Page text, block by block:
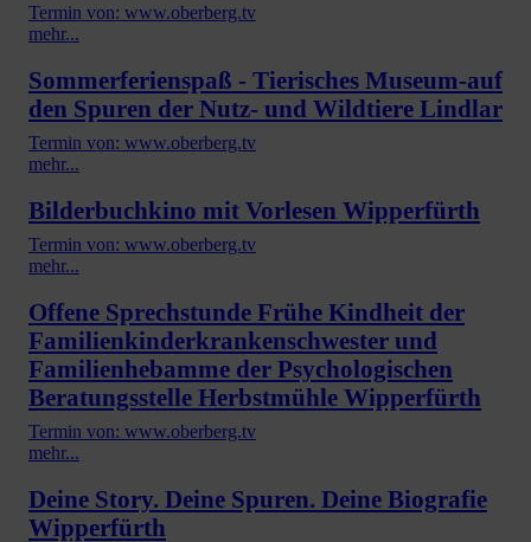
Termin von: www.oberberg.tv
mehr...
Sommerferienspaß - Tierisches Museum-auf
den Spuren der Nutz- und Wildtiere Lindlar
Termin von: www.oberberg.tv
mehr...
Bilderbuchkino mit Vorlesen Wipperfürth
Termin von: www.oberberg.tv
mehr...
Offene Sprechstunde Frühe Kindheit der
Familienkinderkrankenschwester und
Familienhebamme der Psychologischen
Beratungsstelle Herbstmühle Wipperfürth
Termin von: www.oberberg.tv
mehr...
Deine Story. Deine Spuren. Deine Biografie
Wipperfürth